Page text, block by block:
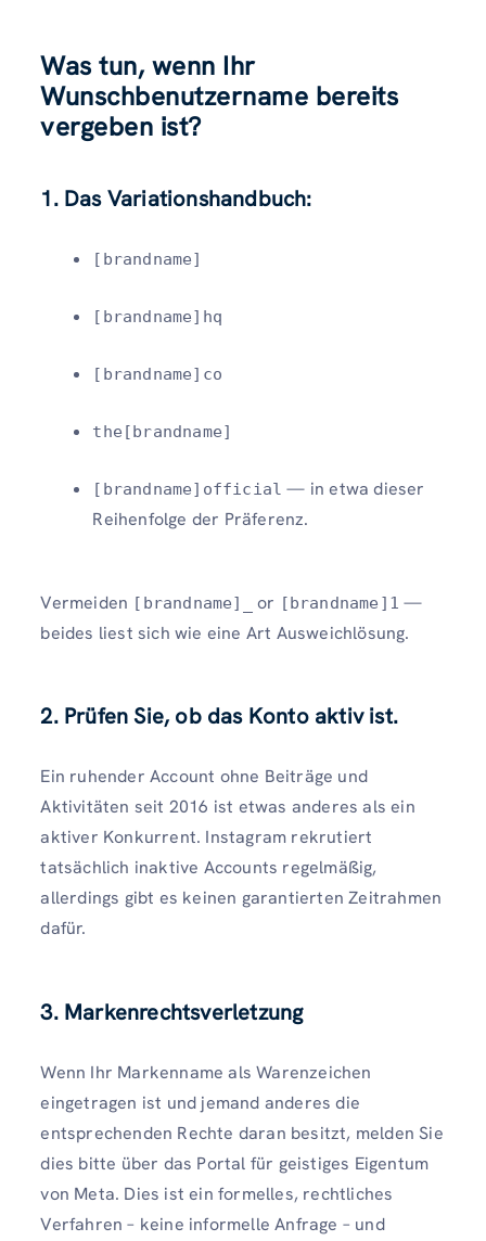
Was tun, wenn Ihr
Wunschbenutzername bereits
vergeben ist?
1. Das Variationshandbuch:
[brandname]
[brandname]hq
[brandname]co
the[brandname]
[brandname]official — in etwa dieser
Reihenfolge der Präferenz.
Vermeiden [brandname]_ or [brandname]1 —
beides liest sich wie eine Art Ausweichlösung.
2. Prüfen Sie, ob das Konto aktiv ist.
Ein ruhender Account ohne Beiträge und
Aktivitäten seit 2016 ist etwas anderes als ein
aktiver Konkurrent. Instagram rekrutiert
tatsächlich inaktive Accounts regelmäßig,
allerdings gibt es keinen garantierten Zeitrahmen
dafür.
3. Markenrechtsverletzung
Wenn Ihr Markenname als Warenzeichen
eingetragen ist und jemand anderes die
entsprechenden Rechte daran besitzt, melden Sie
dies bitte über das Portal für geistiges Eigentum
von Meta. Dies ist ein formelles, rechtliches
Verfahren – keine informelle Anfrage – und